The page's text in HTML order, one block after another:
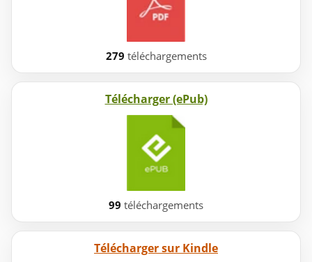
279 téléchargements
Télécharger (ePub)
99 téléchargements
Télécharger sur Kindle